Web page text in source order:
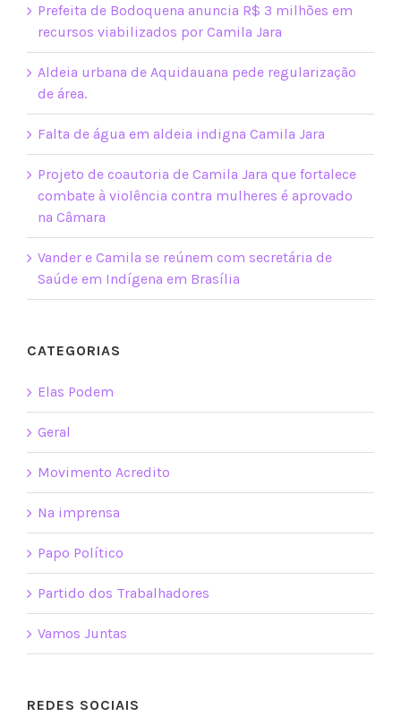
Prefeita de Bodoquena anuncia R$ 3 milhões em
recursos viabilizados por Camila Jara
Aldeia urbana de Aquidauana pede regularização
de área.
Falta de água em aldeia indigna Camila Jara
Projeto de coautoria de Camila Jara que fortalece
combate à violência contra mulheres é aprovado
na Câmara
Vander e Camila se reúnem com secretária de
Saúde em Indígena em Brasília
CATEGORIAS
Elas Podem
Geral
Movimento Acredito
Na imprensa
Papo Político
Partido dos Trabalhadores
Vamos Juntas
REDES SOCIAIS